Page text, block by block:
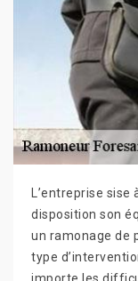
L’entreprise
disposition son
un ramonage de
type